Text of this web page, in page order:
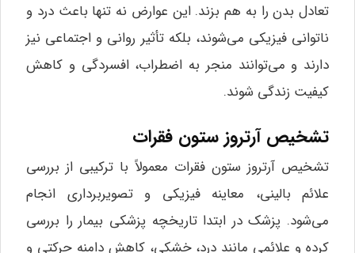
تعادل بدن را به هم بزند. این عوارض نه تنها باعث درد و
ناتوانی فیزیکی می‌شوند، بلکه تأثیر روانی و اجتماعی نیز
دارند و می‌توانند منجر به اضطراب، افسردگی و کاهش
کیفیت زندگی شوند.
تشخیص آرتروز ستون فقرات
تشخیص آرتروز ستون فقرات معمولاً با ترکیبی از بررسی
علائم بالینی، معاینه فیزیکی و تصویربرداری انجام
می‌شود. پزشک در ابتدا تاریخچه پزشکی بیمار را بررسی
کرده و علائمی مانند درد، خشکی، کاهش دامنه حرکتی و